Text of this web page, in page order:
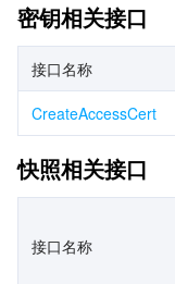
密钥相关接口
接口名称
CreateAccessCert
快照相关接口
接口名称